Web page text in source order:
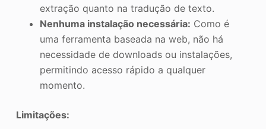
extração quanto na tradução de texto.
Nenhuma instalação necessária: Como é
uma ferramenta baseada na web, não há
necessidade de downloads ou instalações,
permitindo acesso rápido a qualquer
momento.
Limitações: